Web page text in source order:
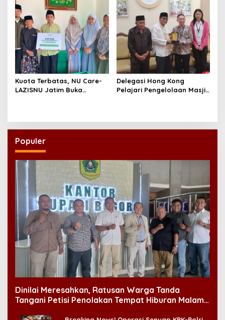
Kuota Terbatas, NU Care-
LAZISNU Jatim Buka
Delegasi Hong Kong
Pelajari Pengelolaan Masjid
Populer
Dinilai Meresahkan, Ratusan Warga Tanda
Tangani Petisi Penolakan Tempat Hiburan Malam